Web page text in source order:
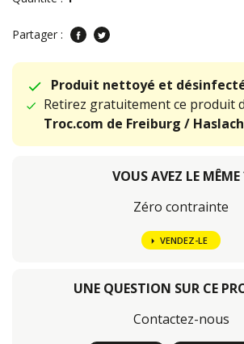
Partager :
Produit nettoyé et
Retirez gratuitement ce produit
Troc.com de Freiburg / Haslach
VOUS AVEZ LE MÊME
Zéro contrainte
VENDEZ-LE
UNE QUESTION SUR CE
Contactez-nous